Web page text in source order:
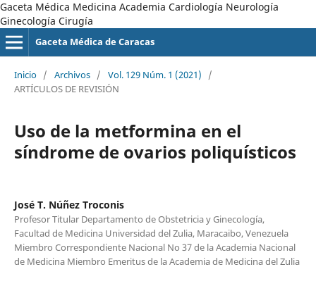
Gaceta Médica Medicina Academia Cardiología Neurología
Ginecología Cirugía
Gaceta Médica de Caracas
Inicio / Archivos / Vol. 129 Núm. 1 (2021)
/
ARTÍCULOS DE REVISIÓN
Uso de la metformina en el
síndrome de ovarios poliquísticos
José T. Núñez Troconis
Profesor Titular Departamento de Obstetricia y Ginecología,
Facultad de Medicina Universidad del Zulia, Maracaibo, Venezuela
Miembro Correspondiente Nacional No 37 de la Academia Nacional
de Medicina Miembro Emeritus de la Academia de Medicina del Zulia